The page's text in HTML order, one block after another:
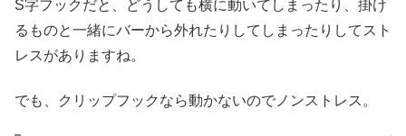
S字フックだと、どうしても横に動いてしまったり、掛け
るものと一緒にバーから外れたりしてしまったりしてスト
レスがありますね。
でも、クリップフックなら動かないのでノンストレス。